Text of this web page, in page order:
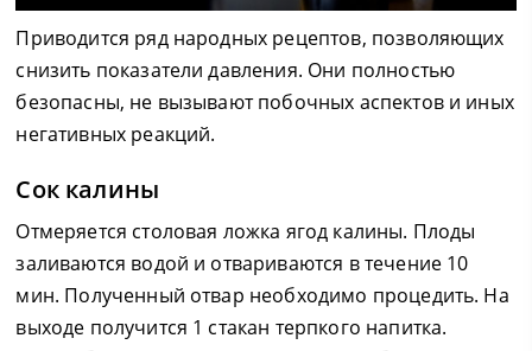
Приводится ряд народных рецептов, позволяющих
снизить показатели давления. Они полностью
безопасны, не вызывают побочных аспектов и иных
негативных реакций.
Сок калины
Отмеряется столовая ложка ягод калины. Плоды
заливаются водой и отвариваются в течение 10
мин. Полученный отвар необходимо процедить. На
выходе получится 1 стакан терпкого напитка.